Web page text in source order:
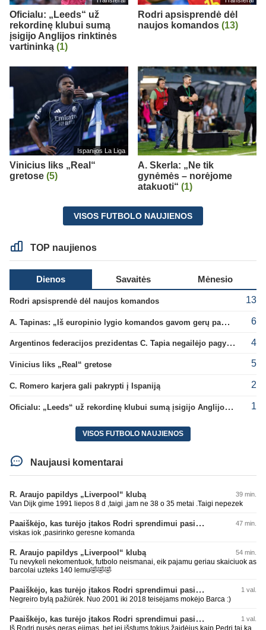
Oficialu: „Leeds“ už
rekordinę klubui sumą
įsigijo Anglijos rinktinės
vartininką (1)
Rodri apsisprendė dėl
naujos komandos (13)
Ispanijos La Liga
Vinicius liks „Real“
gretose (5)
A. Skerla: „Ne tik
gynėmės – norėjome
atakuoti“ (1)
VISOS FUTBOLO NAUJIENOS
TOP naujienos
Dienos Savaitės Mėnesio
Rodri apsisprendė dėl naujos komandos 13
A. Tapinas: „Iš europinio lygio komandos gavom gerų pamokų“ 6
Argentinos federacijos prezidentas C. Tapia negailėjo pagyrų G. Infantino 4
Vinicius liks „Real“ gretose 5
C. Romero karjera gali pakrypti į Ispaniją 2
Oficialu: „Leeds“ už rekordinę klubui sumą įsigijo Anglijos rinktinės vartininką 1
VISOS FUTBOLO NAUJIENOS
Naujausi komentarai
R. Araujo papildys „Liverpool“ klubą 39 min.
Van Dijk gime 1991 liepos 8 d ,taigi ,jam ne 38 o 35 metai .Taigi nepezek
Paaiškėjo, kas turėjo įtakos Rodri sprendimui pasirinkti Barselonos pusę 47 min.
viskas iok ,pasirinko geresne komanda
R. Araujo papildys „Liverpool“ klubą 54 min.
Tu nevykeli nekomentuok, futbolo neismanai, eik pajamu geriau skaiciuok as
barcolai uzteks 140 lemu🤣🤣🤣
Paaiškėjo, kas turėjo įtakos Rodri sprendimui pasirinkti Barselonos pusę 1 val.
Negreiro bylą pažiūrėk. Nuo 2001 iki 2018 teisėjams mokėjo Barca :)
Paaiškėjo, kas turėjo įtakos Rodri sprendimui pasirinkti Barselonos pusę 1 val.